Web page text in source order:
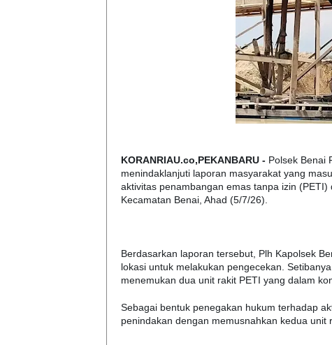
KORANRIAU.co,PEKANBARU - Polsek Benai
menindaklanjuti laporan masyarakat yang
aktivitas penambangan emas tanpa izin
Kecamatan Benai, Ahad (5/7/26).
Berdasarkan laporan tersebut, Plh Kapolsek
lokasi untuk melakukan pengecekan.
menemukan dua unit rakit PETI yang dalam
Sebagai bentuk penegakan hukum terhadap
penindakan dengan memusnahkan kedua unit